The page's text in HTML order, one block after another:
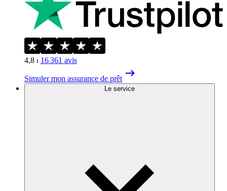
4,8 ⏐ 16 361 avis
Simuler mon assurance de prêt
Le service